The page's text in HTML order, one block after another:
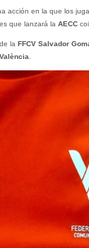
acción en la que los
que lanzará la AECC
la FFCV Salvador
València